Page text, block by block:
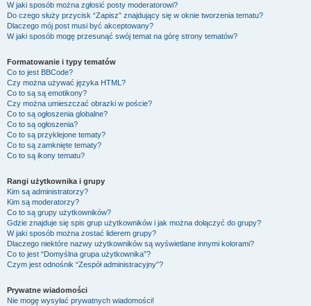
W jaki sposób można zgłosić posty moderatorowi?
Do czego służy przycisk “Zapisz” znajdujący się w oknie tworzenia tematu?
Dlaczego mój post musi być akceptowany?
W jaki sposób mogę przesunąć swój temat na górę strony tematów?
Formatowanie i typy tematów
Co to jest BBCode?
Czy można używać języka HTML?
Co to są są emotikony?
Czy można umieszczać obrazki w poście?
Co to są ogłoszenia globalne?
Co to są ogłoszenia?
Co to są przyklejone tematy?
Co to są zamknięte tematy?
Co to są ikony tematu?
Rangi użytkownika i grupy
Kim są administratorzy?
Kim są moderatorzy?
Co to są grupy użytkowników?
Gdzie znajduje się spis grup użytkowników i jak można dołączyć do grupy?
W jaki sposób można zostać liderem grupy?
Dlaczego niektóre nazwy użytkowników są wyświetlane innymi kolorami?
Co to jest “Domyślna grupa użytkownika”?
Czym jest odnośnik “Zespół administracyjny”?
Prywatne wiadomości
Nie mogę wysyłać prywatnych wiadomości!